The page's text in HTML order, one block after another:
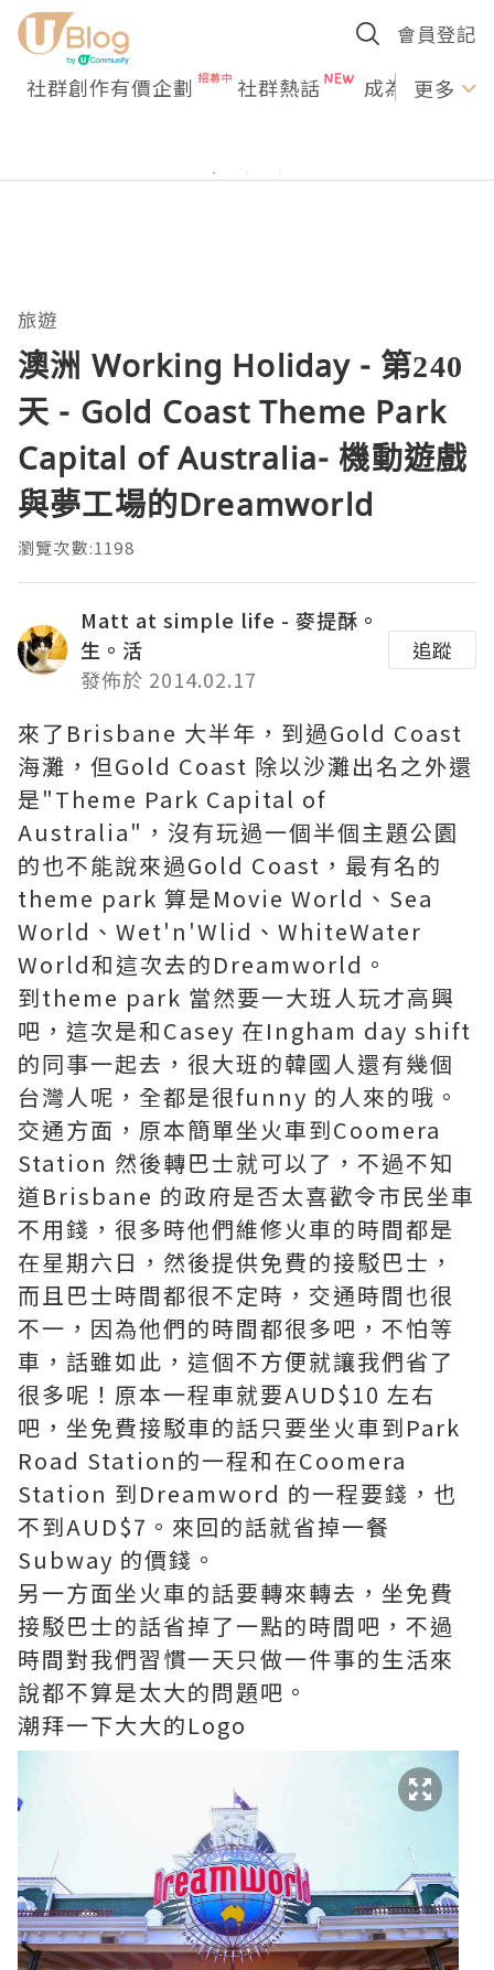
會員登記
社群創作有價企劃 社群熱話 成為U更多
旅遊
澳洲 Working Holiday - 第240
天 - Gold Coast Theme Park
Capital of Australia- 機動遊戲
與夢工場的Dreamworld
瀏覽次數:1198
Matt at simple life - 麥提酥。
生。活
發佈於 2014.02.17
追蹤
來了Brisbane 大半年，到過Gold Coast
海灘，但Gold Coast 除以沙灘出名之外還
是"Theme Park Capital of
Australia"，沒有玩過一個半個主題公園
的也不能說來過Gold Coast，最有名的
theme park 算是Movie World、Sea
World、Wet'n'Wlid、WhiteWater
World和這次去的Dreamworld。
到theme park 當然要一大班人玩才高興
吧，這次是和Casey 在Ingham day shift
的同事一起去，很大班的韓國人還有幾個
台灣人呢，全都是很funny 的人來的哦。
交通方面，原本簡單坐火車到Coomera
Station 然後轉巴士就可以了，不過不知
道Brisbane 的政府是否太喜歡令市民坐車
不用錢，很多時他們維修火車的時間都是
在星期六日，然後提供免費的接駁巴士，
而且巴士時間都很不定時，交通時間也很
不一，因為他們的時間都很多吧，不怕等
車，話雖如此，這個不方便就讓我們省了
很多呢！原本一程車就要AUD$10 左右
吧，坐免費接駁車的話只要坐火車到Park
Road Station的一程和在Coomera
Station 到Dreamword 的一程要錢，也
不到AUD$7。來回的話就省掉一餐
Subway 的價錢。
另一方面坐火車的話要轉來轉去，坐免費
接駁巴士的話省掉了一點的時間吧，不過
時間對我們習慣一天只做一件事的生活來
說都不算是太大的問題吧。
潮拜一下大大的Logo